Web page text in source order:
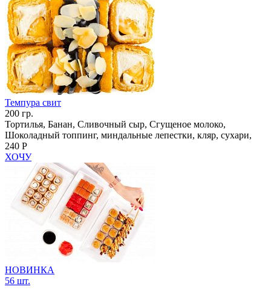
Темпура свит
200 гр.
Тортилья, Банан, Сливочный сыр, Сгущеное молоко,
Шоколадный топпинг, миндальные лепестки, кляр, сухари,
240 Р
ХОЧУ
НОВИНКА
56 шт.